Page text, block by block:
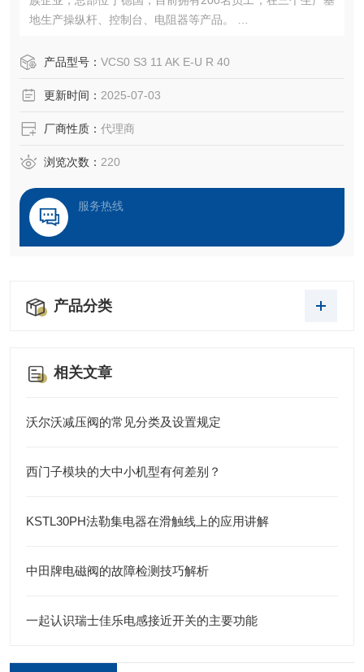
地生产操纵杆、控制台、电阻器等产品。 ‌
主要产品包括：
线连接，适用于工程、农业等苛刻环境，具备自动复位、机
‌控制台‌：如MFK-MFA系列，专为狭长舱室设计，支持客户定
制配色和
产品型号： VCS0 S3 11 AK E-U R 40
更新时间： 2025-07-03
厂商性质： 代理商
浏览次数： 220
服务热线
产品分类
相关文章
沃尔沃减压阀的常见分类及设置规定
西门子模块的大中小机型有何差别？
KSTL30PH法勒集电器在滑触线上的应用讲解
中田牌电磁阀的故障检测技巧解析
一起认识瑞士佳乐电感接近开关的主要功能